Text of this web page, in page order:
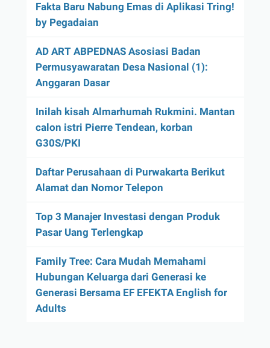
Fakta Baru Nabung Emas di Aplikasi Tring!
by Pegadaian
AD ART ABPEDNAS Asosiasi Badan
Permusyawaratan Desa Nasional (1):
Anggaran Dasar
Inilah kisah Almarhumah Rukmini. Mantan
calon istri Pierre Tendean, korban
G30S/PKI
Daftar Perusahaan di Purwakarta Berikut
Alamat dan Nomor Telepon
Top 3 Manajer Investasi dengan Produk
Pasar Uang Terlengkap
Family Tree: Cara Mudah Memahami
Hubungan Keluarga dari Generasi ke
Generasi Bersama EF EFEKTA English for
Adults